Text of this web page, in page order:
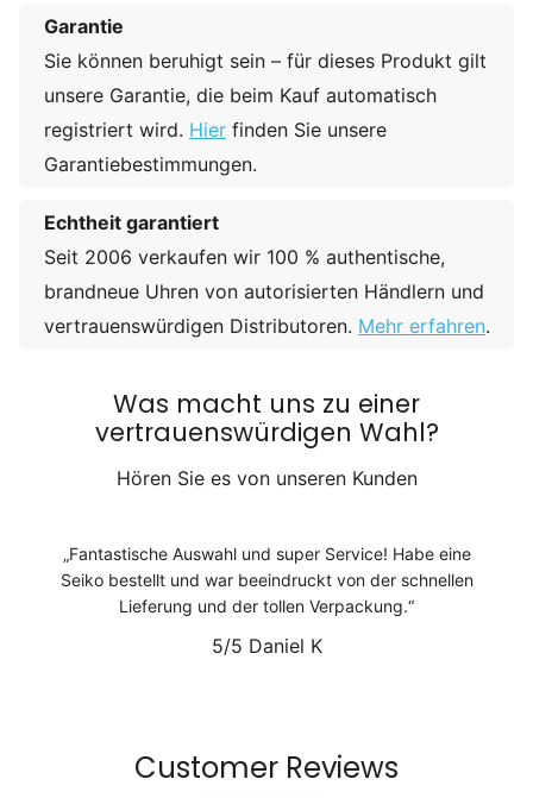
Garantie
Sie können beruhigt sein – für dieses Produkt gilt
unsere Garantie, die beim Kauf automatisch
registriert wird. Hier finden Sie unsere
Garantiebestimmungen.
Echtheit garantiert
Seit 2006 verkaufen wir 100 % authentische,
brandneue Uhren von autorisierten Händlern und
vertrauenswürdigen Distributoren. Mehr erfahren.
Was macht uns zu einer
vertrauenswürdigen Wahl?
Hören Sie es von unseren Kunden
Fantastische Auswahl und super Service! Habe eine
Seiko bestellt und war beeindruckt von der schnellen
Lieferung und der tollen Verpackung.
5/5 Daniel K
Customer Reviews